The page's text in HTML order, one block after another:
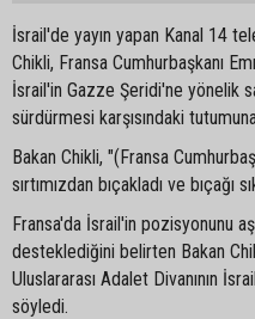
İsrail'de yayın yapan Kanal 14
Chikli, Fransa Cumhurbaşkanı
İsrail'in Gazze Şeridi'ne yönelik
sürdürmesi karşısındaki
Bakan Chikli, "(Fransa
sırtımızdan bıçakladı ve bıçağı
Fransa'da İsrail'in pozisyonunu
desteklediğini belirten Bakan
Uluslararası Adalet Divanının
söyledi.